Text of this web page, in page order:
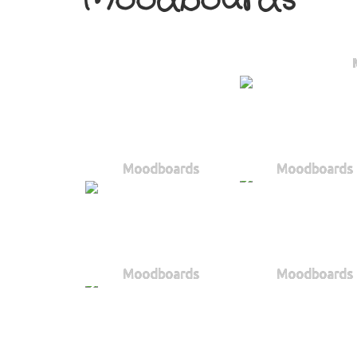
Moodboards Moodboards
Moodboards Moodboards